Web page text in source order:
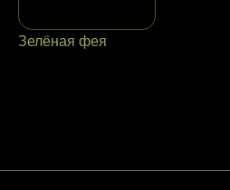
Зелёная фея